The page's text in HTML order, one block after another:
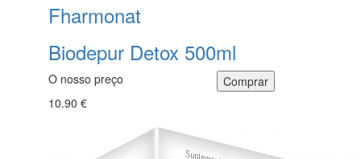
Fharmonat
Biodepur Detox 500ml
O nosso preço
10.90 €